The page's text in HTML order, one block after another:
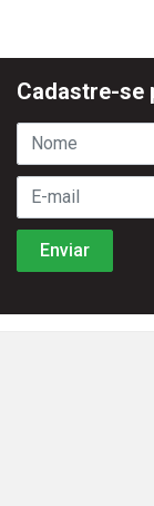
Cadastre-se